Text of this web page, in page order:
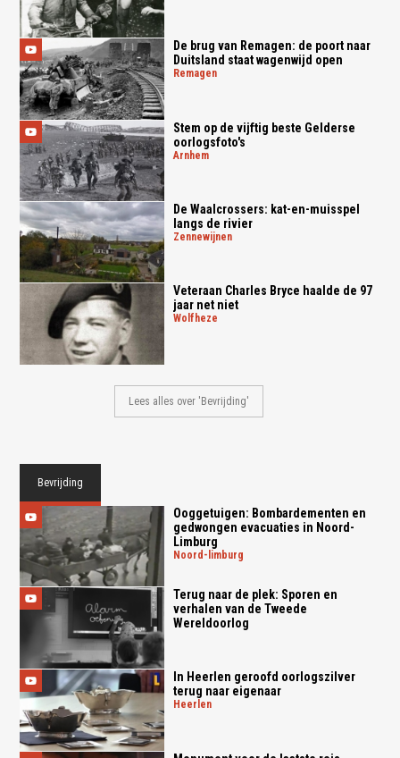
De brug van Remagen: de poort naar
Duitsland staat wagenwijd open
remagen
Stem op de vijftig beste Gelderse
oorlogsfoto's
arnhem
De Waalcrossers: kat-en-muisspel
langs de rivier
zennewijnen
Veteraan Charles Bryce haalde de 97
jaar net niet
wolfheze
Lees alles over 'Bevrijding'
Bevrijding
Ooggetuigen: Bombardementen en
gedwongen evacuaties in Noord-
Limburg
noord-limburg
Terug naar de plek: Sporen en
verhalen van de Tweede
Wereldoorlog
In Heerlen geroofd oorlogszilver
terug naar eigenaar
heerlen